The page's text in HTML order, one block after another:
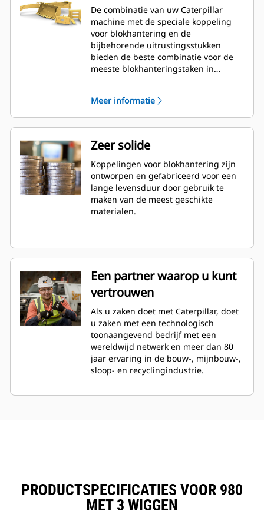
De combinatie van uw Caterpillar
machine met de speciale koppeling
voor blokhantering en de
bijbehorende uitrustingsstukken
bieden de beste combinatie voor de
meeste blokhanteringstaken in
met uw dealer voor meer informatie.
Meer informatie
Zeer solide
Koppelingen voor blokhantering zijn
ontworpen en gefabriceerd voor een
lange levensduur door gebruik te
maken van de meest geschikte
materialen.
Een partner waarop u kunt
vertrouwen
Als u zaken doet met Caterpillar, doet
u zaken met een technologisch
toonaangevend bedrijf met een
wereldwijd netwerk en meer dan 80
jaar ervaring in de bouw-, mijnbouw-,
sloop- en recyclingindustrie.
PRODUCTSPECIFICATIES VOOR 980
MET 3 WIGGEN